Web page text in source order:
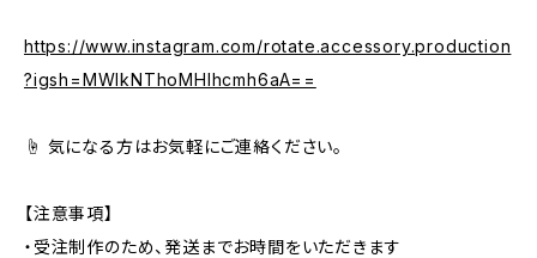
https://www.instagram.com/rotate.accessory.production
?igsh=MWlkNThoMHlhcmh6aA==
☝️ 気になる方はお気軽にご連絡ください。
【注意事項】
・受注制作のため、発送までお時間をいただきます